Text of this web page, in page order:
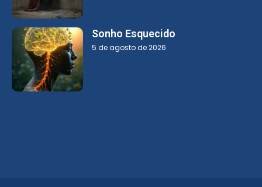
Sonho Esquecido
5 de agosto de 2026